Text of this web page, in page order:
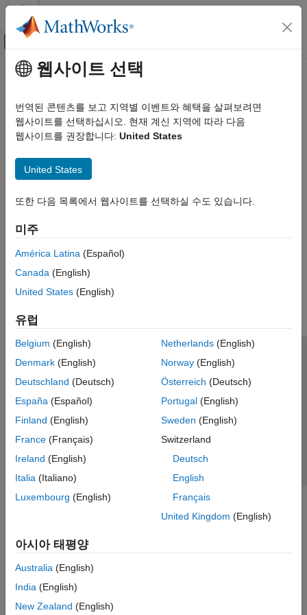
콘텐츠로 바로 가기
오프캔버스 탐색 메뉴 토글
문서 홈
주요 콘텐츠
웹사이트 선택
번역된 콘텐츠를 보고 지역별 이벤트와 혜택을 살펴보려면
웹사이트를 선택하십시오. 현재 계신 지역에 따라 다음
웹사이트를 권장합니다: United States
United States
또한 다음 목록에서 웹사이트를 선택하실 수도 있습니다.
미주
América Latina (Español)
Canada (English)
United States (English)
유럽
Belgium (English)
Denmark (English)
Deutschland (Deutsch)
España (Español)
Finland (English)
France (Français)
Ireland (English)
Italia (Italiano)
Luxembourg (English)
Netherlands(English)
Norway(English)
Österreich (Deutsch)
Portugal(English)
Sweden (English)
Switzerland
Deutsch
English
Français
United Kingdom (English)
아시아 태평양
Australia (English)
India (English)
New Zealand (English)
신뢰 센터 등록 상표 개인정보 취급방침
불법 복제 방지
애플리케이션 상태
© 1994-2026 The MathWorks, Inc.